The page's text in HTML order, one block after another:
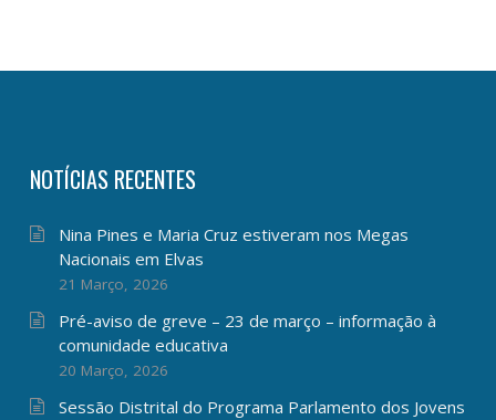
NOTÍCIAS RECENTES
Nina Pines e Maria Cruz estiveram nos Megas
Nacionais em Elvas
21 Março, 2026
Pré-aviso de greve – 23 de março – informação à
comunidade educativa
20 Março, 2026
Sessão Distrital do Programa Parlamento dos Jovens